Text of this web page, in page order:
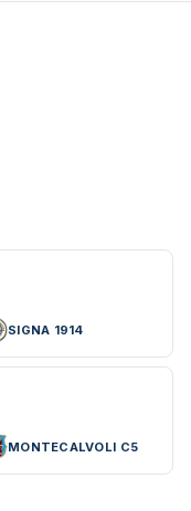
SIGNA 1914
MONTECALVOLI C5